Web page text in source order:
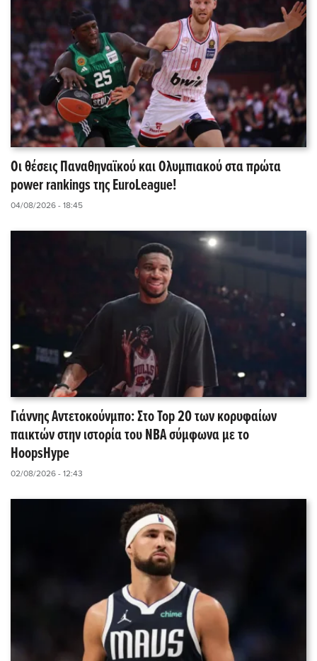
Οι θέσεις Παναθηναϊκού και Ολυμπιακού στα πρώτα
power rankings της EuroLeague!
04/08/2026 - 18:45
Γιάννης Αντετοκούνμπο: Στο Top 20 των κορυφαίων
παικτών στην ιστορία του NBA σύμφωνα με το
HoopsHype
02/08/2026 - 12:43